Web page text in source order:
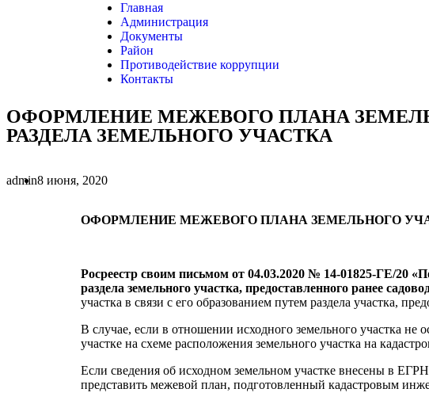
Главная
Администрация
Документы
Район
Противодействие коррупции
Контакты
ОФОРМЛЕНИЕ МЕЖЕВОГО ПЛАНА
РАЗДЕЛА ЗЕМЕЛЬНОГО УЧАСТКА
admin8 июня, 2020
ОФОРМЛЕНИЕ МЕЖЕВОГО ПЛАНА ЗЕМЕЛЬНОГО
Росреестр своим письмом от 04.03.2020 № 14-01825-ГЕ/20
раздела земельного участка, предоставленного ранее
участка в связи с его образованием путем раздела участка,
В случае, если в отношении исходного земельного участка не
участке на схеме расположения земельного участка на
Если сведения об исходном земельном участке внесены в
представить межевой план, подготовленный кадастровым